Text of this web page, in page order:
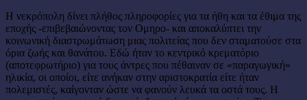
Η νεκρόπολη δίνει πλήθος πληροφορίες για τα ήθη και τα έθιμα της
εποχής -επιβεβαιώνοντας τον Ομηρο- και αποκαλύπτει την
κοινωνική διαστρωμάτωση μιας πολιτείας που δεν σταματούσε στα
όρια ζωής και θανάτου. Εδώ ήταν το κεντρικό κρεματόριο
(αποτεφρωτήριο) για τους άντρες που πέθαιναν σε «παραγωγική»
ηλικία, οι οποίοι, είτε ανήκαν στην αριστοκρατία είτε ήταν
πολεμιστές, καίγονταν ώστε να φανούν λευκά τα οστά τους. Η